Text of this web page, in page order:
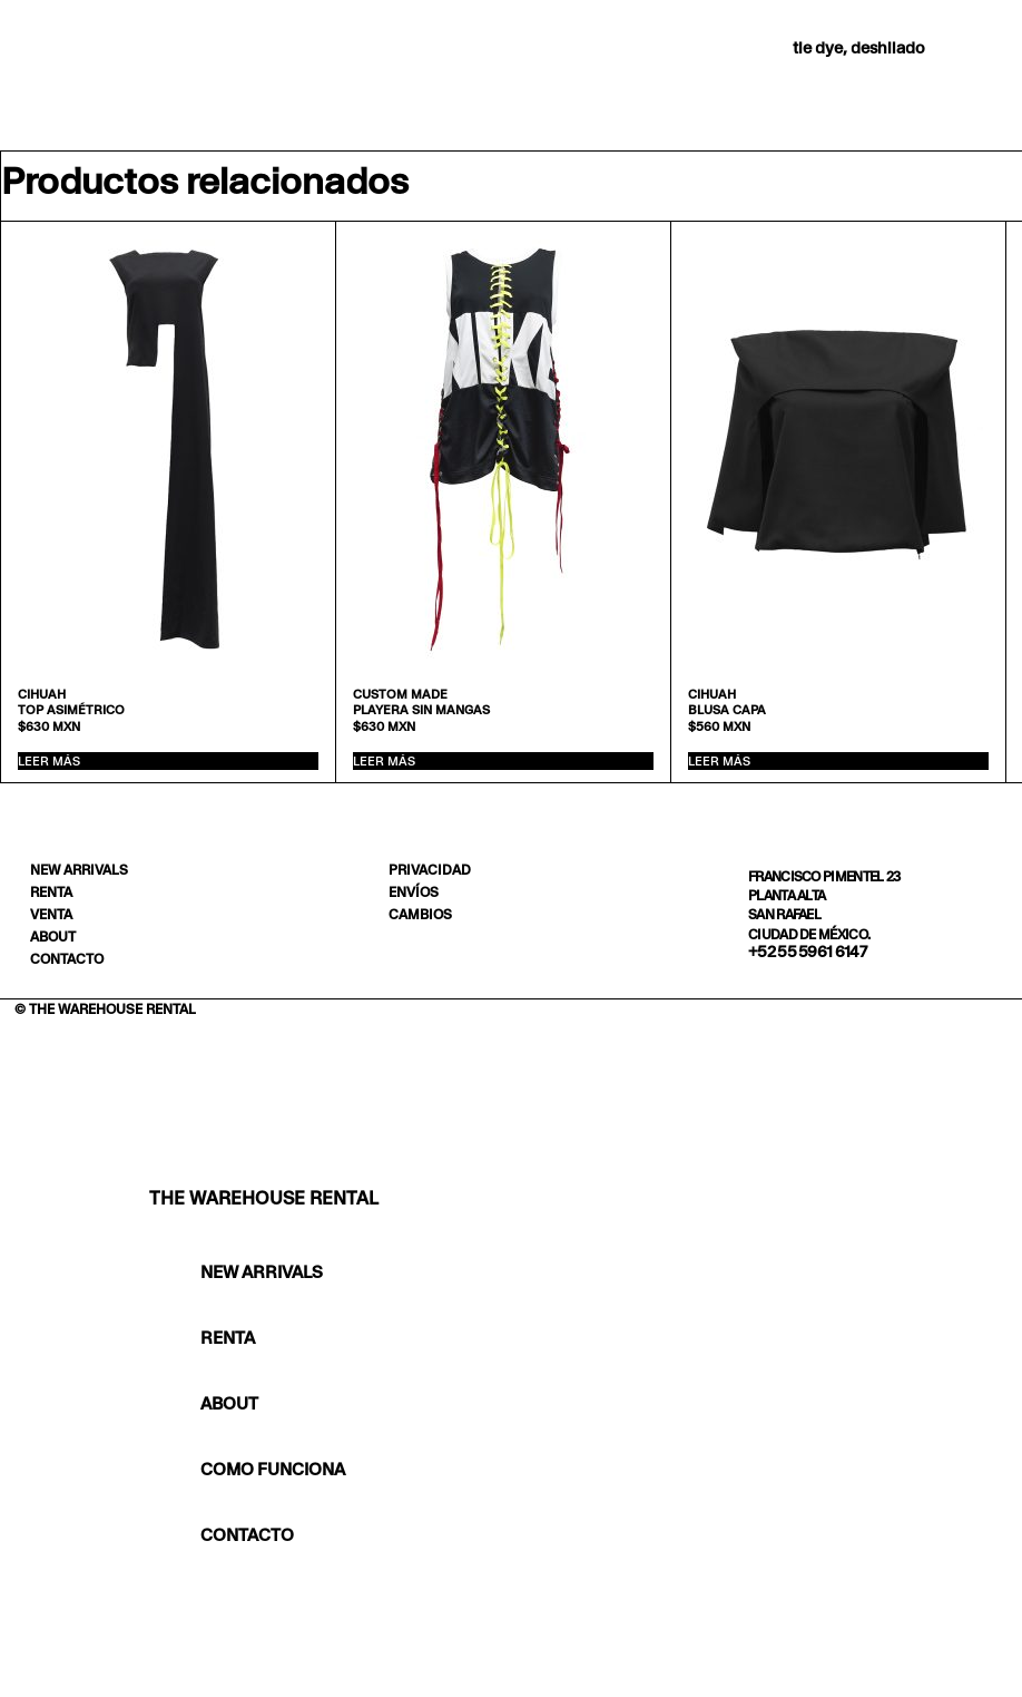
tie dye, deshilado
Productos relacionados
CIHUAH
TOP ASIMÉTRICO
$630MXN
LEER MÁS
CUSTOM MADE
PLAYERA SIN MANGAS
$630MXN
LEER MÁS
CIHUAH
BLUSA CAPA
$560MXN
LEER MÁS
NEW ARRIVALS
RENTA
VENTA
ABOUT
CONTACTO
PRIVACIDAD
ENVÍOS
CAMBIOS
FRANCISCO PIMENTEL 23
PLANTA ALTA
SAN RAFAEL
CIUDAD DE MÉXICO.
+52 55 5961 6147
© THE WAREHOUSE RENTAL
THE WAREHOUSE RENTAL
NEW ARRIVALS
RENTA
ABOUT
COMO FUNCIONA
CONTACTO